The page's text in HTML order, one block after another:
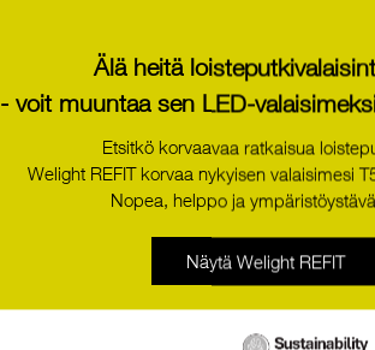
EM R2A bDW NM 132 SMh-B
Älä heitä
- voit muuntaa sen LED-
Etsitkö korvaavaa ratkaisua
Welight REFIT korvaa nykyisen valaisimesi
Nopea, helppo ja
Näytä Welight REFIT